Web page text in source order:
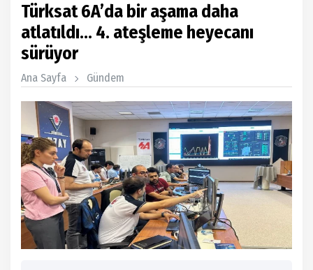
Türksat 6A’da bir aşama daha
atlatıldı... 4. ateşleme heyecanı
sürüyor
Ana Sayfa Gündem